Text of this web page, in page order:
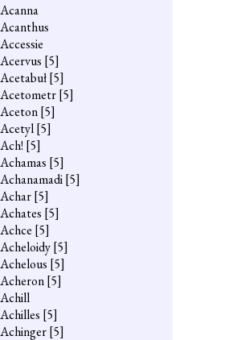
Acanna
Acanthus
Accessie
Acervus [5]
Acetabuł[5]
Acetometr[5]
Aceton[5]
Acetyl[5]
Ach! [5]
Achamas [5]
Achanamadi[5]
Achar[5]
Achates [5]
Achce [5]
Acheloidy[5]
Achelous [5]
Acheron[5]
Achill
Achilles [5]
Achinger[5]